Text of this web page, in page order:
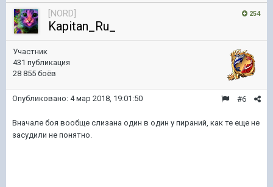
254
[NORD]
Kapitan_Ru_
Участник
431 публикация
28 855 боёв
#6
Опубликовано: 4 мар 2018, 19:01:50
Вначале боя вообще слизана один в один у пираний, как те еще не
засудили не понятно.